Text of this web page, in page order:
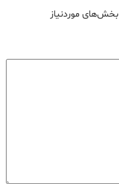
بخش‌های موردنیاز